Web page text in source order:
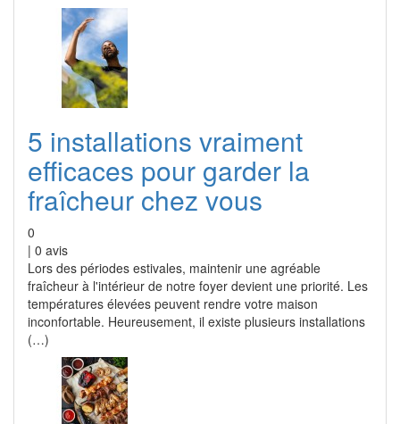
5 installations vraiment
efficaces pour garder la
fraîcheur chez vous
0
| 0 avis
Lors des périodes estivales, maintenir une agréable
fraîcheur à l'intérieur de notre foyer devient une priorité. Les
températures élevées peuvent rendre votre maison
inconfortable. Heureusement, il existe plusieurs installations
(…)